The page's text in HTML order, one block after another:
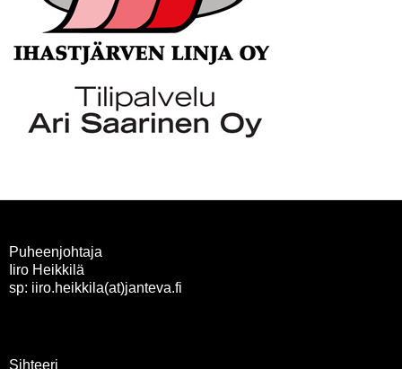
Puheenjohtaja
Iiro Heikkilä
sp: iiro.heikkila(at)janteva.fi
Sihteeri